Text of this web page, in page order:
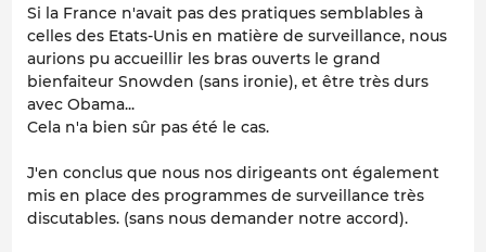
Si la France n'avait pas des pratiques semblables à
celles des Etats-Unis en matière de surveillance, nous
aurions pu accueillir les bras ouverts le grand
bienfaiteur Snowden (sans ironie), et être très durs
avec Obama...
Cela n'a bien sûr pas été le cas.
J'en conclus que nous nos dirigeants ont également
mis en place des programmes de surveillance très
discutables. (sans nous demander notre accord).